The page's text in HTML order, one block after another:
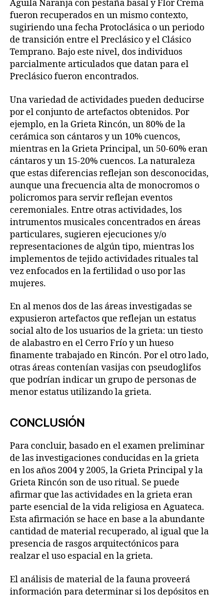
Águila Naranja con pestaña basal y Flor Crema
fueron recuperados en un mismo contexto,
sugiriendo una fecha Protoclásica o un periodo
de transición entre el Preclásico y el Clásico
Temprano. Bajo este nivel, dos individuos
parcialmente articulados que datan para el
Preclásico fueron encontrados.
Una variedad de actividades pueden deducirse
por el conjunto de artefactos obtenidos. Por
ejemplo, en la Grieta Rincón, un 80% de la
cerámica son cántaros y un 10% cuencos,
mientras en la Grieta Principal, un 50-60% eran
cántaros y un 15-20% cuencos. La naturaleza
que estas diferencias reflejan son desconocidas,
aunque una frecuencia alta de monocromos o
policromos para servir reflejan eventos
ceremoniales. Entre otras actividades, los
intrumentos musicales concentrados en áreas
particulares, sugieren ejecuciones y/o
representaciones de algún tipo, mientras los
implementos de tejido actividades rituales tal
vez enfocados en la fertilidad o uso por las
mujeres.
En al menos dos de las áreas investigadas se
expusieron artefactos que reflejan un estatus
social alto de los usuarios de la grieta: un tiesto
de alabastro en el Cerro Frío y un hueso
finamente trabajado en Rincón. Por el otro lado,
otras áreas contenían vasijas con pseudoglifos
que podrían indicar un grupo de personas de
menor estatus utilizando la grieta.
CONCLUSIÓN
Para concluir, basado en el examen preliminar
de las investigaciones conducidas en la grieta
en los años 2004 y 2005, la Grieta Principal y la
Grieta Rincón son de uso ritual. Se puede
afirmar que las actividades en la grieta eran
parte esencial de la vida religiosa en Aguateca.
Esta afirmación se hace en base a la abundante
cantidad de material recuperado, al igual que la
presencia de rasgos arquitectónicos para
realzar el uso espacial en la grieta.
El análisis de material de la fauna proveerá
información para determinar si los depósitos en